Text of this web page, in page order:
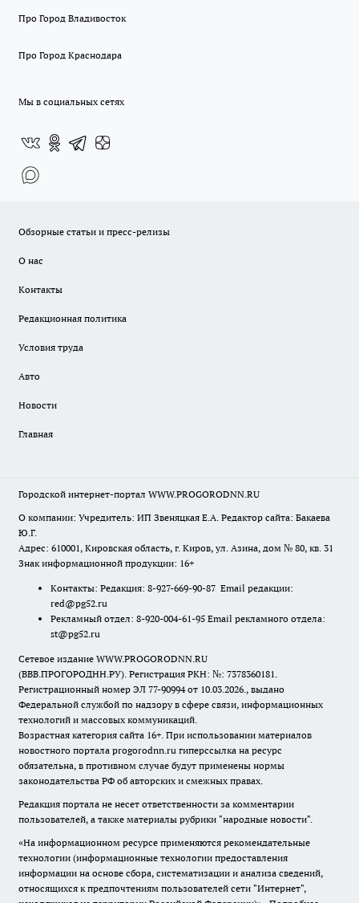
Про Город Владивосток
Про Город Краснодара
Мы в социальных сетях
Обзорные статьи и пресс-релизы
О нас
Контакты
Редакционная политика
Условия труда
Авто
Новости
Главная
Городской интернет-портал WWW.PROGORODNN.RU
О компании: Учредитель: ИП Звеняцкая Е.А. Редактор сайта: Бакаева
Ю.Г.
Адрес: 610001, Кировская область, г. Киров, ул. Азина, дом № 80, кв. 31
Знак информационной продукции: 16+
Контакты: Редакция: 8-927-669-90-87 Email редакции:
red@pg52.ru
Рекламный отдел: 8-920-004-61-95 Email рекламного отдела:
st@pg52.ru
Сетевое издание WWW.PROGORODNN.RU
(ВВВ.ПРОГОРОДНН.РУ). Регистрация РКН: №: 7378360181.
Регистрационный номер ЭЛ 77-90994 от 10.03.2026., выдано
Федеральной службой по надзору в сфере связи, информационных
технологий и массовых коммуникаций.
Возрастная категория сайта 16+. При использовании материалов
новостного портала progorodnn.ru гиперссылка на ресурс
обязательна, в противном случае будут применены нормы
законодательства РФ об авторских и смежных правах.
Редакция портала не несет ответственности за комментарии
пользователей, а также материалы рубрики "народные новости".
«На информационном ресурсе применяются рекомендательные
технологии (информационные технологии предоставления
информации на основе сбора, систематизации и анализа сведений,
относящихся к предпочтениям пользователей сети "Интернет",